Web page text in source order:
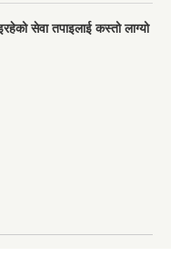
सेवा तपाइलाई कस्तो लाग्यो